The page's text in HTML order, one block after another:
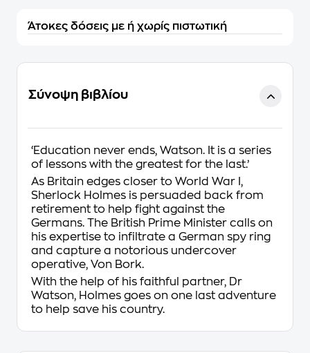
Άτοκες δόσεις με ή χωρίς πιστωτική
Σύνοψη βιβλίου
‘Education never ends, Watson. It is a series
of lessons with the greatest for the last.’
As Britain edges closer to World War I,
Sherlock Holmes is persuaded back from
retirement to help fight against the
Germans. The British Prime Minister calls on
his expertise to infiltrate a German spy ring
and capture a notorious undercover
operative, Von Bork.
With the help of his faithful partner, Dr
Watson, Holmes goes on one last adventure
to help save his country.